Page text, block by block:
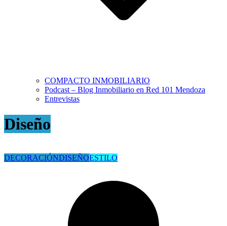
COMPACTO INMOBILIARIO
Podcast – Blog Inmobiliario en Red 101 Mendoza
Entrevistas
Diseño
DECORACIÓNDISEÑOESTILO